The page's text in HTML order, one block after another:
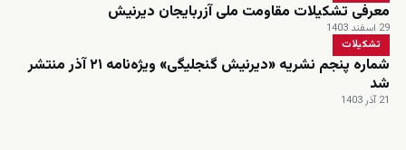
معرفی تشکیلات مقاومت ملی آزربایجان دیرنیش
29 اسفند 1403
تشکیلات
شماره پنجم نشریه «دیرنیش گنجلیگی» ویژه‌نامه ۲۱ آذر منتشر
شد
21 آذر 1403